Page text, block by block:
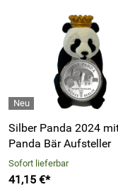
Silber Panda 2024
Panda Bär Aufsteller
Sofort lieferbar
41,15 €*